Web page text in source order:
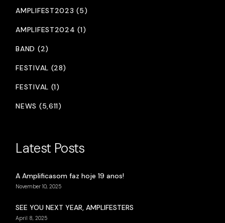
AMPLIFEST2023 (5)
AMPLIFEST2024 (1)
BAND (2)
FESTIVAL (28)
FESTIVAL (1)
NEWS (5,611)
Latest Posts
A Amplificasom faz hoje 19 anos!
November 10, 2025
SEE YOU NEXT YEAR, AMPLIFESTERS
April 8, 2025